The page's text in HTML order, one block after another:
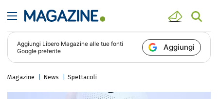
Aggiungi Libero Magazine alle tue fonti
Google preferite
Aggiungi
Magazine News Spettacoli